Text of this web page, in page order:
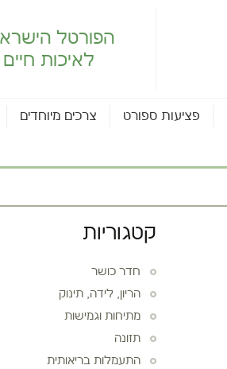
הפורטל
לאיכות חיים
פציעות ספורט צרכים מיוחדים
קטגוריות
חדר כושר
הריון, לידה, תינוק
מתיחות וגמישות
תזונה
התעמלות בריאותית